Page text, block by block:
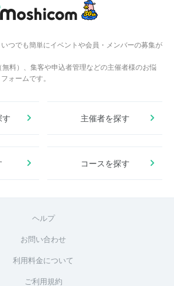
いつでも簡単にイベントや会員・メンバーの募集が
料）、集客や申込者管理などの主催者様のお悩
ォームです。
す 主催者を探す
コースを探す
ヘルプ
お問い合わせ
利用料金について
ご利用規約